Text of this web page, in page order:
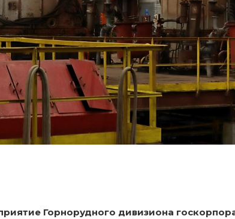
Горнорудного дивизиона